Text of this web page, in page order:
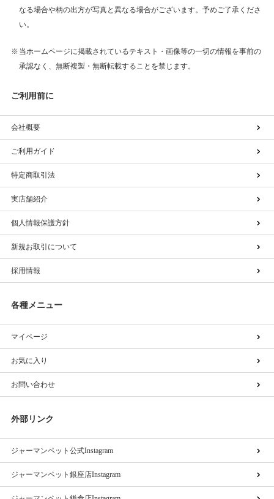
なる場合や柄の出方が写真と異なる場合がございます。予めご了承くださ
い。
当ホームページに掲載されているテキスト・画像等の一切の情報を事前の
承認なく、無断複製・無断転載することを禁じます。
ご利用前に
会社概要
ご利用ガイド
特定商取引法
実店舗紹介
個人情報保護方針
新規お取引について
採用情報
各種メニュー
マイページ
お気に入り
お問い合わせ
外部リンク
ジャーマンペット公式Instagram
ジャーマンペット銀座店Instagram